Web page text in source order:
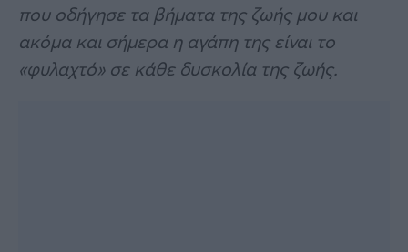
που οδήγησε τα βήματα της ζωής μου και
ακόμα και σήμερα η αγάπη της είναι το
«φυλαχτό» σε κάθε δυσκολία της ζωής.